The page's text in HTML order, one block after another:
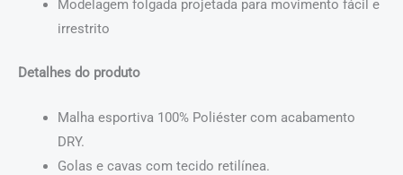
Modelagem folgada projetada para movimento fácil e
irrestrito
Detalhes do produto
Malha esportiva 100% Poliéster com acabamento
DRY.
Golas e cavas com tecido retilínea.